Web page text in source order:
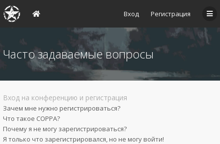
Вход Регистрация
Часто задаваемые вопросы
Вход на конференцию и регистрация
Зачем мне нужно регистрироваться?
Что такое COPPA?
Почему я не могу зарегистрироваться?
Я только что зарегистрировался, но не могу войти!